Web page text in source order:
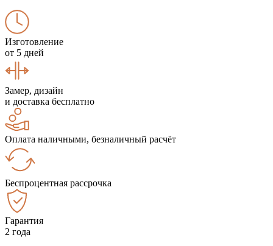
Изготовление
от 5 дней
Замер, дизайн
и доставка бесплатно
Оплата наличными, безналичный расчёт
Беспроцентная рассрочка
Гарантия
2 года